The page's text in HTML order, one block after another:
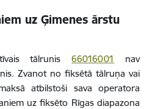
uz Ģimenes ārstu
tālrunis66016001
nav
Zvanot no fiksētā tālruņa vai
atbilstoši sava operatora
uz fiksēto Rīgas diapazona